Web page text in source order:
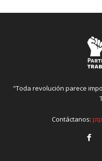
"Toda revolución parece
Contáctanos: